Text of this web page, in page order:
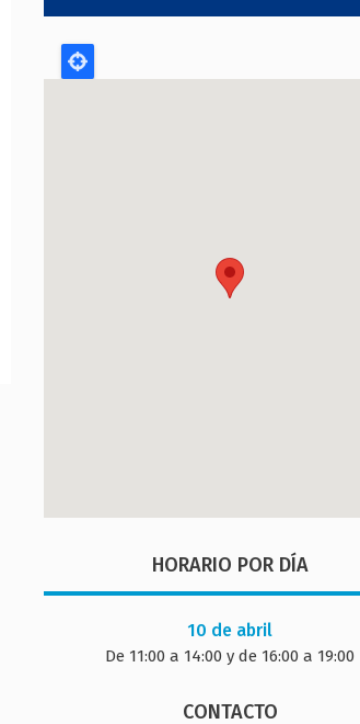
HORARIO POR DÍA
10 de abril
De 11:00 a 14:00 y de 16:00 a 19:00
CONTACTO